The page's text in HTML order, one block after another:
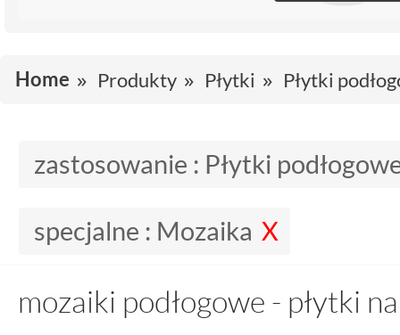
Home Produkty Płytki Płytki
zastosowanie : Płytki
specjalne : Mozaika
mozaiki podłogowe - płytki